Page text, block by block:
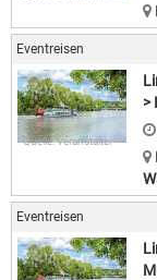
Eventreisen
Quelle: Veranstalter
>
Eventreisen